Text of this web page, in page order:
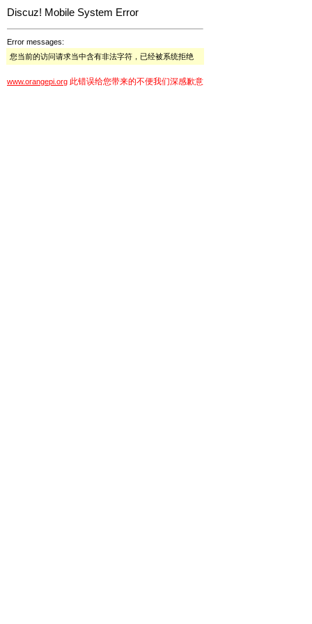
Discuz! Mobile System Error
Error messages:
您当前的访问请求当中含有非法字符，已经被系统拒绝
www.orangepi.org 此错误给您带来的不便我们深感歉意